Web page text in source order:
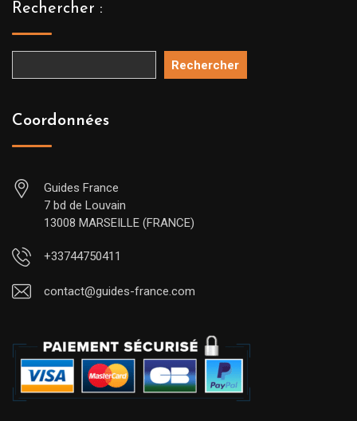
Rechercher :
Rechercher
Coordonnées
Guides France
7 bd de Louvain
13008 MARSEILLE (FRANCE)
+33744750411
contact@guides-france.com